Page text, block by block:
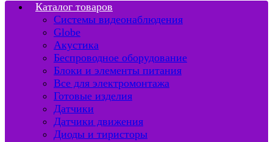
Каталог товаров
Системы видеонаблюдения
Globe
Акустика
Беспроводное оборудование
Блоки и элементы питания
Все для электромонтажа
Готовые изделия
Датчики
Датчики движения
Диоды и тиристоры